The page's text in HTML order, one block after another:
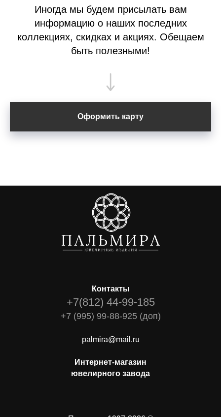
Иногда мы будем присылать вам
информацию о наших последних
коллекциях, скидках и акциях. Обещаем
быть полезными!
Оформить карту
Контакты
+7(812) 44-99-185
+7 (995) 99-88-925 (доп)
palmira@mail.ru
Интернет-магазин
ювелирного завода